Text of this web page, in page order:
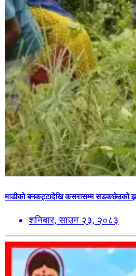
माडीको बनकट्टादेखि कसरासम्म सडकछेउको
शनिबार, साउन २३, २०८३